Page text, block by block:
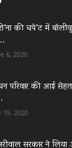
की चपे’ट में
6, 2020
परिवार की आई
19, 2020